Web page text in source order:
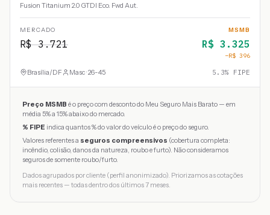
Fusion Titanium 2.0 GTDI Eco. Fwd Aut.
MERCADO
R$3.721
MSMB
R$ 3.325
−R$ 396
Brasília/DF Masc · 26-45 5.3% FIPE
Preço MSMB é o preço com desconto do Meu Seguro Mais Barato — em
média 5% a 15% abaixo do mercado.
% FIPE indica quantos % do valor do veículo é o preço do seguro.
Valores referentes a seguros compreensivos (cobertura completa:
incêndio, colisão, danos da natureza, roubo e furto). Não consideramos
seguros de somente roubo/furto.
Dados agrupados por cliente (perfil anonimizado). Priorizamos as cotações
mais recentes — todas dentro dos últimos 7 meses.